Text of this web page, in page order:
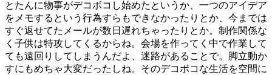
とたんに物事がデコボコし始めたというか、一つのアイデア
をメモするという行為すらもできなかったりとか、今までは
すぐ返せてたメールが数日遅れちゃったりとか。制作関係な
く子供は特攻してくるからね。会場を作ってく中で作業して
ても遠回りしてしまうんだよ、迷路があることで。脚立動か
すにもめちゃ大変だったしね。そのデコボコな生活を空間に